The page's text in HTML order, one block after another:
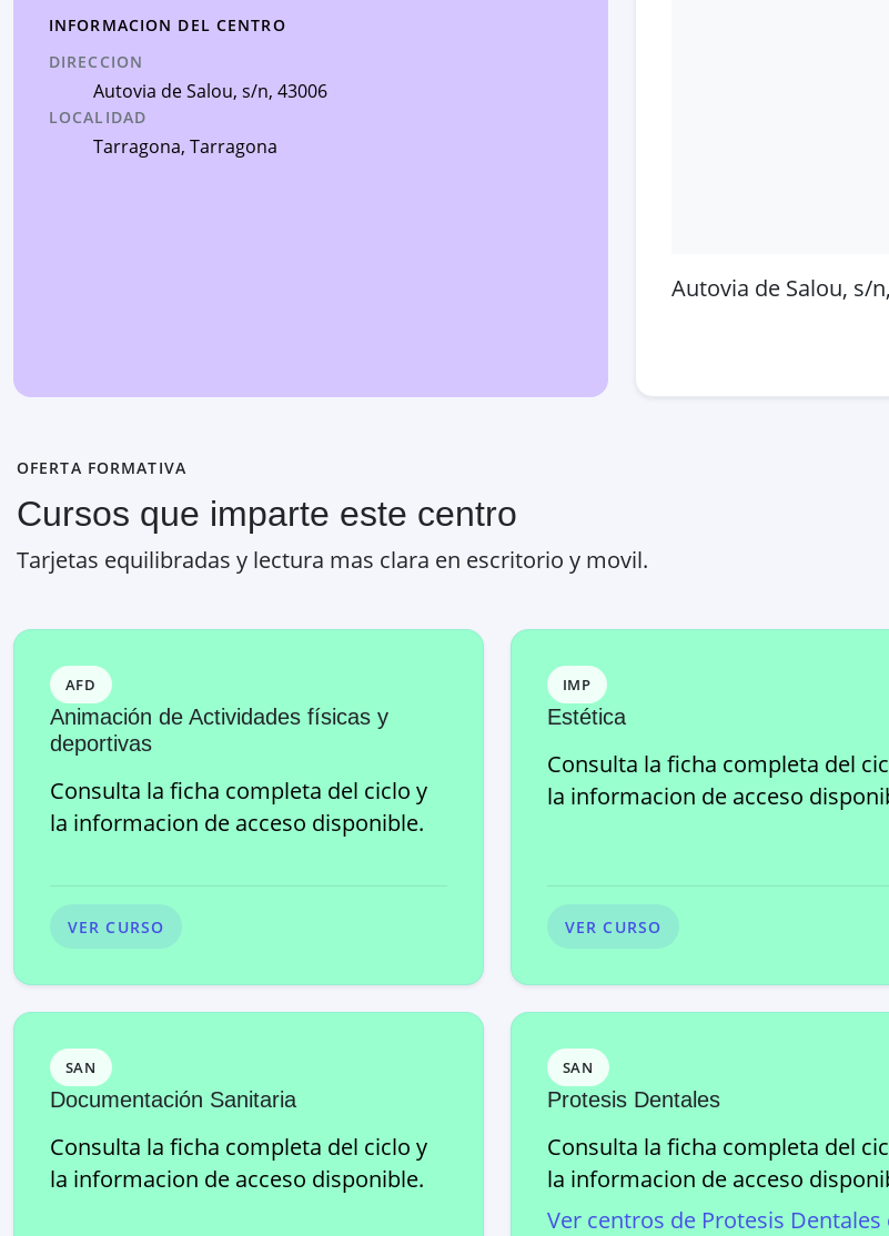
INFORMACION DEL CENTRO
DIRECCION
Autovia de Salou, s/n, 43006
LOCALIDAD
Tarragona, Tarragona
Autovia de Salou, s/
OFERTA FORMATIVA
Cursos que imparte este centro
Tarjetas equilibradas y lectura mas clara en escritorio y movil.
AFD
Animación de Actividades físicas y
deportivas
Consulta la ficha completa del ciclo y
la informacion de acceso disponible.
VER CURSO
IMP
Estética
Consulta la ficha completa del
la informacion de acceso
VER CURSO
SAN
Documentación Sanitaria
Consulta la ficha completa del ciclo y
la informacion de acceso disponible.
SAN
Protesis Dentales
Consulta la ficha completa del
la informacion de acceso
Ver centros de Protesis Dentales